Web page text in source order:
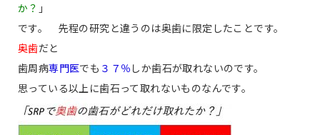
か？ 」
です。 先程の研究と違うのは奥歯に限定したことです。
奥歯だと
歯周病専門医でも ３７％ しか歯石が取れないのです。
思っている以上に歯石って取れないものなんです。